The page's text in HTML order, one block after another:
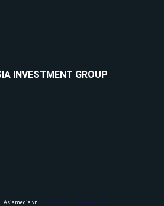
INVESTMENT GROUP
Asiamedia.vn. Thiết kế website Greensoft